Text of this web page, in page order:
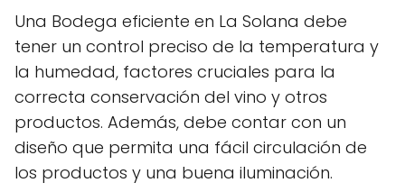
Una Bodega eficiente en La Solana debe
tener un control preciso de la temperatura y
la humedad, factores cruciales para la
correcta conservación del vino y otros
productos. Además, debe contar con un
diseño que permita una fácil circulación de
los productos y una buena iluminación.